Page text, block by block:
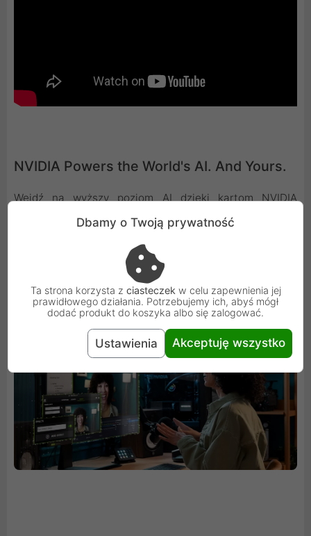
NVIDIA Powers the World's AI. And Yours.
Wejdź na wyższy poziom AI dzięki kartom NVIDIA
GeForce RTX i podkręć rozgrywkę, tworzenie,
procesorom AI zyskasz dostęp do czołowej na świecie
technologii AI wspomagającej Twój komputer z
systemem Windows.
Dbamy o Twoją prywatność
Ta strona korzysta z ciasteczek w celu zapewnienia jej
prawidłowego działania. Potrzebujemy ich, abyś mógł
dodać produkt do koszyka albo się zalogować.
Ustawienia Akceptuję wszystko